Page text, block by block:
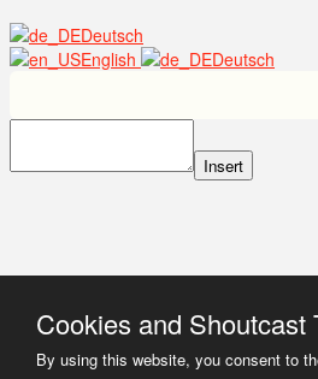
Deutsch
English
Deutsch
Insert
Cookies and Shoutcast
By using this website, you consent to